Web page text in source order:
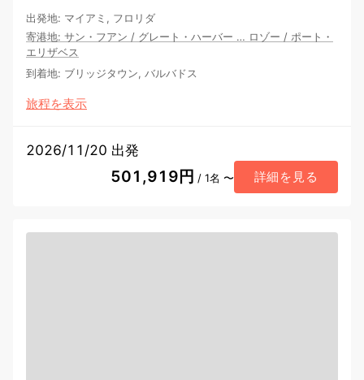
出発地: マイアミ, フロリダ
寄港地: サン・フアン / グレート・ハーバー … ロゾー / ポート・
エリザベス
到着地: ブリッジタウン, バルバドス
旅程を表示
2026/11/20 出発
501,919円 / 1名 〜 詳細を見る